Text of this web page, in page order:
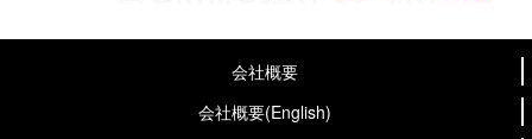
会社概要
会社概要(English)